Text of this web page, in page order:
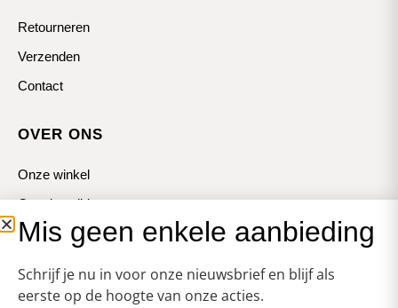
Retourneren
Verzenden
Contact
OVER ONS
Onze winkel
Openingstijden
Koopzondagen
Mis geen enkele aanbieding
Schrijf je nu in voor onze nieuwsbrief en blijf als
eerste op de hoogte van onze acties.